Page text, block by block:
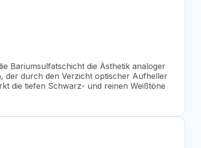
Bariumsulfatschicht die Ästhetik analoger
der durch den Verzicht optischer Aufheller
die tiefen Schwarz- und reinen Weißtöne